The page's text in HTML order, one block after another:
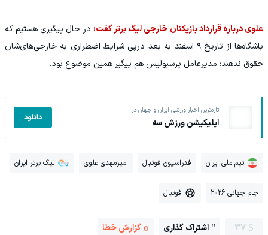
علوی درباره قرارداد بازیکنان خارجی لیگ برتر گفت: در حال پیگیری هستیم که
باشگاه‌ها از تاریخ ۹ اسفند به بعد درپی شرایط اضطراری به خارجی‌های‌شان
حقوق ندهند؛ مدیرعامل پرسپولیس هم پیگیر همین موضوع بود.
تازه‌ترین اخبار ورزشی ایران و جهان در
اپلیکیشن ورزش سه دانلود
تیم ملی ایران فدراسیون فوتبال امیرمهدی علوی لیگ برتر ایران
جام جهانی 2026 فوتبال
37 اشتراک گذاری گزارش خطا